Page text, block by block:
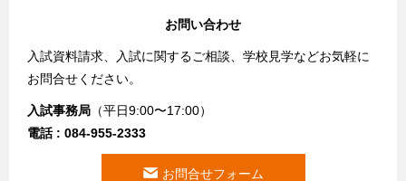
お問い合わせ
入試資料請求、入試に関するご相談、学校見学などお気軽に
お問合せください。
入試事務局 （平日9:00〜17:00）
電話 : 084-955-2333
お問合せフォーム